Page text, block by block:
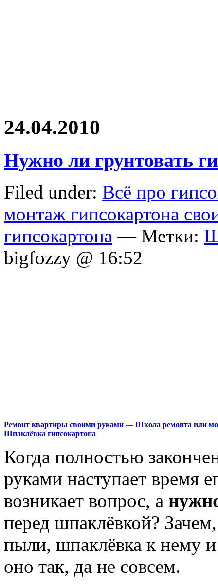
24.04.2010
Нужно ли грунтовать
Filed under: Всё про
монтаж гипсокартона
гипсокартона — Метки:
bigfozzy @ 16:52
Ремонт квартиры своими руками — Школа ремонта или
Шпаклёвка гипсокартона
Когда полностью
руками наступает время
возникает вопрос, а
перед шпаклёвкой?
пыли, шпаклёвка к нему
оно так, да не совсем.